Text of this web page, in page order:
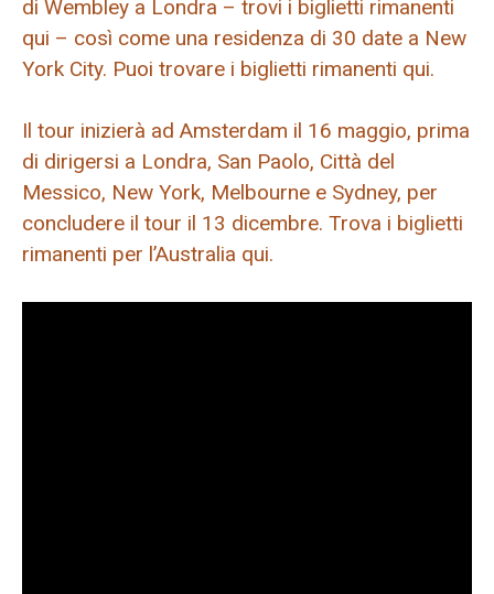
di Wembley a Londra – trovi i biglietti rimanenti
qui – così come una residenza di 30 date a New
York City. Puoi trovare i biglietti rimanenti qui.
Il tour inizierà ad Amsterdam il 16 maggio, prima
di dirigersi a Londra, San Paolo, Città del
Messico, New York, Melbourne e Sydney, per
concludere il tour il 13 dicembre. Trova i biglietti
rimanenti per l’Australia qui.